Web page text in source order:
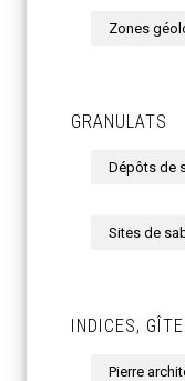
Zones
GRANULATS
Dépôts de
Sites de
INDICES,
Pierre